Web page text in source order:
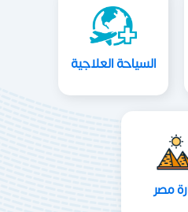
السياحة العلاجية
مصر